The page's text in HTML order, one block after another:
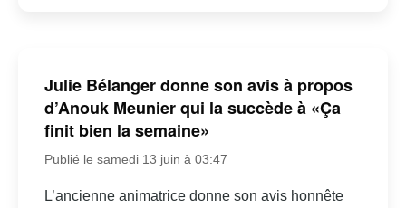
Julie Bélanger donne son avis à propos
d’Anouk Meunier qui la succède à «Ça
finit bien la semaine»
Publié le samedi 13 juin à 03:47
L’ancienne animatrice donne son avis honnête